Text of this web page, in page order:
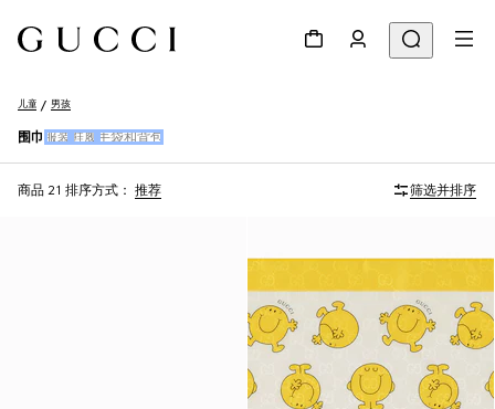
儿童 男孩
围巾 服装 鞋履 手袋和背包
商品 21 排序方式： 推荐 筛选并排序